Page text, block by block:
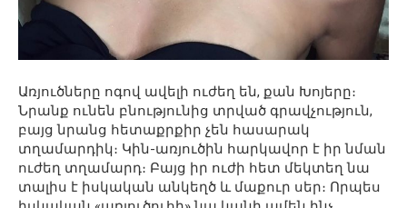
Առյուծները ոգով ավելի ուժեղ են, քան Խոյերը։
Նրանք ունեն բնությունից տրված գրավչություն,
բայց նրանց հետաքրքիր չեն հասարակ
տղամարդիկ։ Կին-առյուծին հարկավոր է իր նման
ուժեղ տղամարդ։ Բայց իր ուժի հետ մեկտեղ նա
տալիս է իսկական անկեղծ և մաքուր սեր։ Որպես